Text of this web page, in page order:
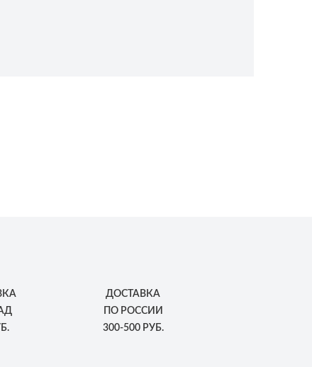
ДОСТАВКА
ПО РОССИИ
300-500 РУБ.